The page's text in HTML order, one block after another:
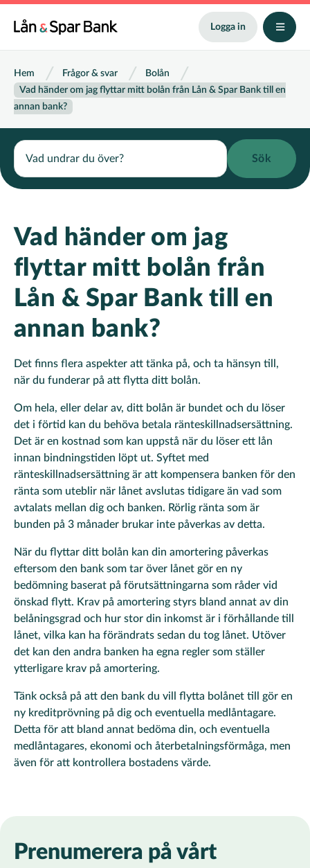
Hoppa
Logga in
Länkstig
Hem Frågor & svar
Bolån
Vad händer om jag flyttar mitt bolån från Lån & Spar Bank till en
annan bank?
Search
Vad händer om jag
flyttar mitt bolån från
Lån & Spar Bank till en
annan bank?
Det finns flera aspekter att tänka på, och ta hänsyn till,
när du funderar på att flytta ditt bolån.
Om hela, eller delar av, ditt bolån är bundet och du löser
det i förtid kan du behöva betala ränteskillnadsersättning.
Det är en kostnad som kan uppstå när du löser ett lån
innan bindningstiden löpt ut. Syftet med
ränteskillnadsersättning är att kompensera banken för den
ränta som uteblir när lånet avslutas tidigare än vad som
avtalats mellan dig och banken. Rörlig ränta som är
bunden på 3 månader brukar inte påverkas av detta.
När du flyttar ditt bolån kan din amortering påverkas
eftersom den bank som tar över lånet gör en ny
bedömning baserat på förutsättningarna som råder vid
önskad flytt. Krav på amortering styrs bland annat av din
belåningsgrad och hur stor din inkomst är i förhållande till
lånet, vilka kan ha förändrats sedan du tog lånet. Utöver
det kan den andra banken ha egna regler som ställer
ytterligare krav på amortering.
Tänk också på att den bank du vill flytta bolånet till gör en
ny kreditprövning på dig och eventuella medlåntagare.
Detta för att bland annat bedöma din, och eventuella
medlåntagares, ekonomi och återbetalningsförmåga, men
även för att kontrollera bostadens värde.
Prenumerera på vårt